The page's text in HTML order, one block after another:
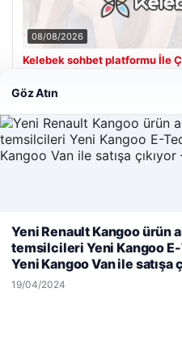
08/08/2026
Kelebek sohbet platformu İle
Son Eklenen Firmalar
deneyiminizi kişiselleştirmek ve
kullanıyoruz.Çerez Politikamız
Reddet
Göz Atın
Yeni Renault Kangoo ürün
temsilcileri Yeni Kangoo
Yeni Kangoo Van ile satışa
19/04/2024